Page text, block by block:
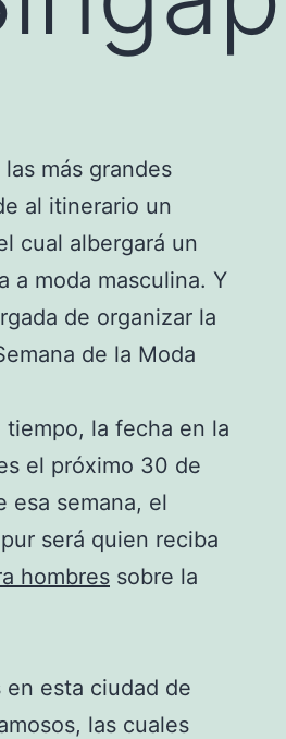
más grandes
al itinerario un
cual albergará un
a moda masculina. Y
de organizar la
de la Moda
la fecha en la
el próximo 30 de
esa semana, el
será quien reciba
hombres sobre la
en esta ciudad de
las cuales